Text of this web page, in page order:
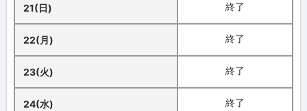
21(日) 終了
22(月) 終了
23(火) 終了
24(水) 終了